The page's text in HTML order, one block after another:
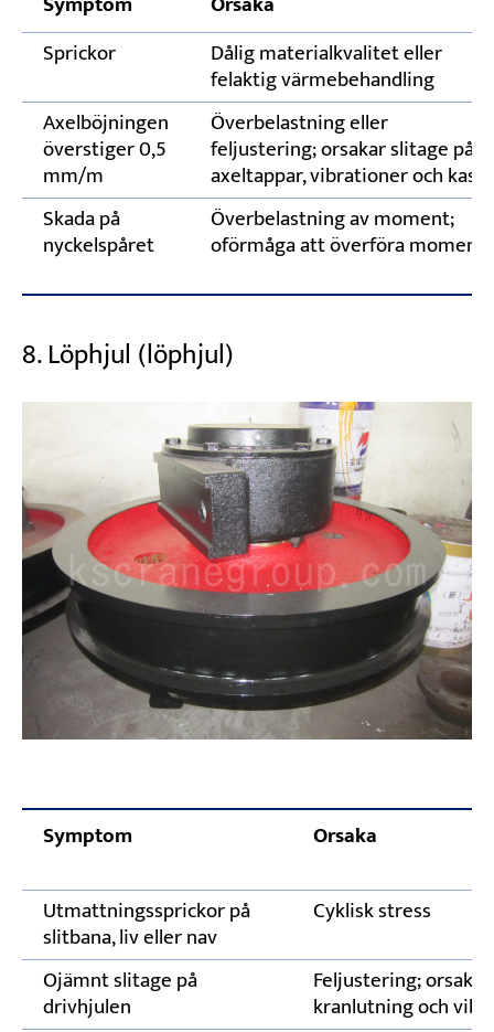
Sprickor
Dålig materialkvalitet eller
felaktig värmebehandling
Axelböjningen
överstiger 0,5
mm/m
Överbelastning eller
feljustering; orsakar slitage på
axeltappar, vibrationer och kast
Skada på
nyckelspåret
Överbelastning av moment;
oförmåga att överföra moment
8. Löphjul (löphjul)
Symptom Orsaka
Utmattningssprickor på
slitbana, liv eller nav
Cyklisk stress
Ojämnt slitage på
drivhjulen
Feljustering;
kranlutning och